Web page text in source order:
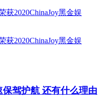
驾护航 还有什么理由